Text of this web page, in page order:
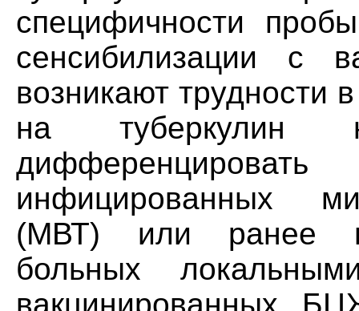
специфичности
сенсибилизации с
возникают трудности
на туберкулин
инфицированных
(МВТ) или ранее
больных
вакцинированных